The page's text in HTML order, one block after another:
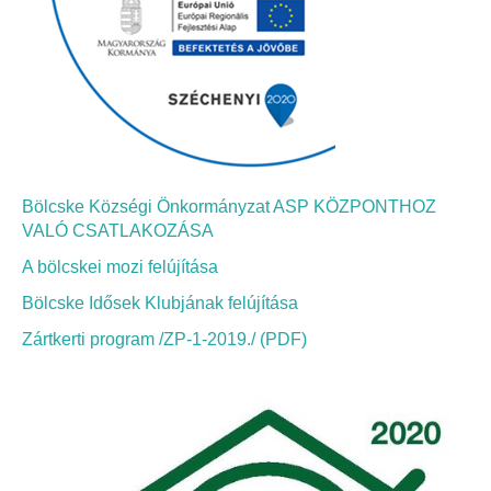
Bölcskei Néptánc Egyesület
Bölcskei Polgárőrség
Bölcskei Klímakör
HIVATAL
Szervezeti felépítés
Dokumentumok
Bölcske Községi Önkormányzat ASP KÖZPONTHOZ
VALÓ CSATLAKOZÁSA
A bölcskei mozi felújítása
Bölcske Idősek Klubjának felújítása
Zártkerti program /ZP-1-2019./ (PDF)